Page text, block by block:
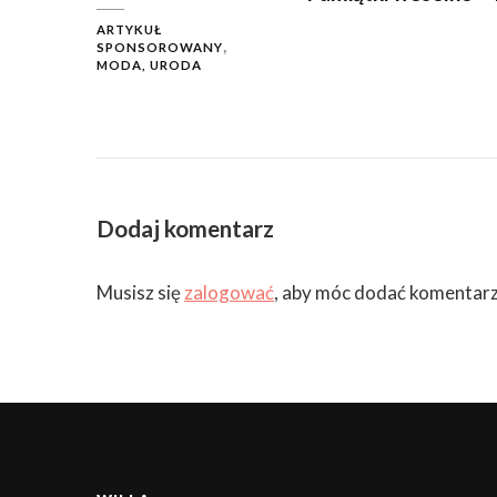
ARTYKUŁ
SPONSOROWANY
MODA, URODA
Dodaj komentarz
Musisz sięzalogować, aby móc dodać